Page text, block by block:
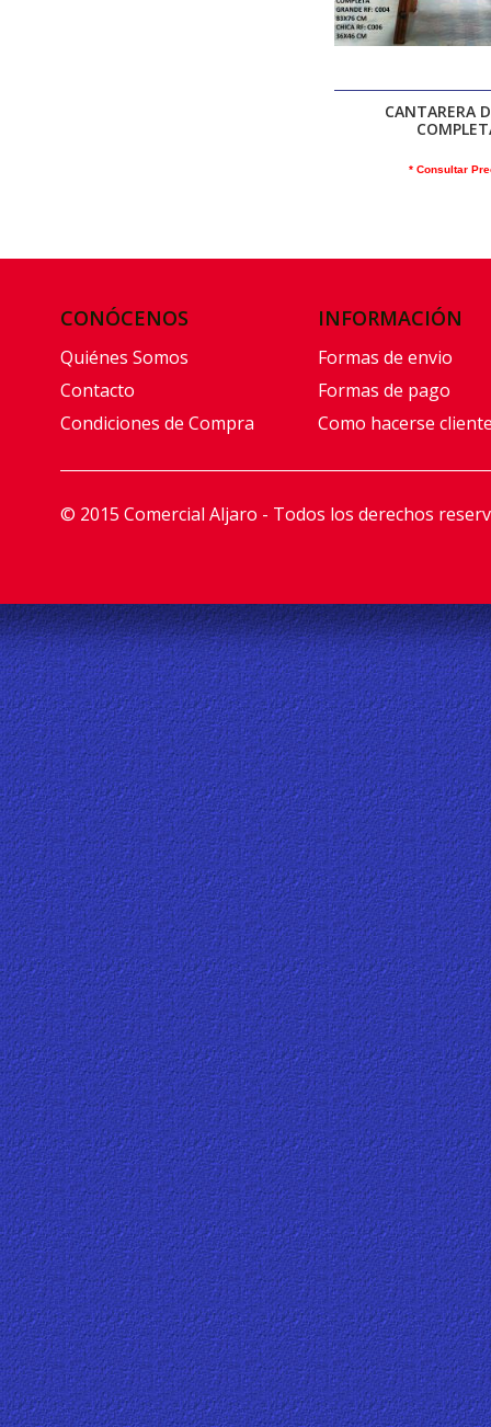
CANTARERA
* Consultar
CONÓCENOS
Quiénes Somos
Contacto
Condiciones de Compra
INFORMACIÓN
Formas de envio
Formas de pago
Como hacerse
© 2015 Comercial Aljaro - Todos los derechos